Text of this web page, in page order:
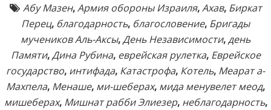
Абу Мазен,Армия обороны Израиля,Ахав, Биркат
Перец, благодарность, благословение, Бригады
мучеников Аль-Аксы,День Независимости,день
Памяти,Дина Рубина, еврейская рулетка, Еврейское
государство, интифада, Катастрофа, Котель, Меарат а-
Махпела, Менаше, ми-шеберах, мида менувелет меод,
мишеберах, Мишнат рабби Элиезер, неблагодарность,